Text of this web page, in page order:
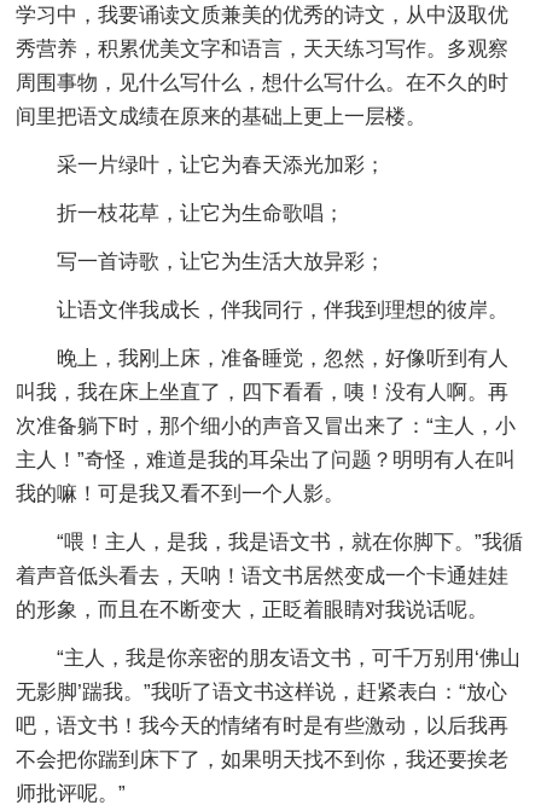
学习中，我要诵读文质兼美的优秀的诗文，从中汲取优
秀营养，积累优美文字和语言，天天练习写作。多观察
周围事物，见什么写什么，想什么写什么。在不久的时
间里把语文成绩在原来的基础上更上一层楼。
采一片绿叶，让它为春天添光加彩；
折一枝花草，让它为生命歌唱；
写一首诗歌，让它为生活大放异彩；
让语文伴我成长，伴我同行，伴我到理想的彼岸。
晚上，我刚上床，准备睡觉，忽然，好像听到有人
叫我，我在床上坐直了，四下看看，咦！没有人啊。再
次准备躺下时，那个细小的声音又冒出来了：“主人，小
主人！”奇怪，难道是我的耳朵出了问题？明明有人在叫
我的嘛！可是我又看不到一个人影。
“喂！主人，是我，我是语文书，就在你脚下。”我循
着声音低头看去，天呐！语文书居然变成一个卡通娃娃
的形象，而且在不断变大，正眨着眼睛对我说话呢。
“主人，我是你亲密的朋友语文书，可千万别用‘佛山
无影脚’踹我。”我听了语文书这样说，赶紧表白：“放心
吧，语文书！我今天的情绪有时是有些激动，以后我再
不会把你踹到床下了，如果明天找不到你，我还要挨老
师批评呢。”